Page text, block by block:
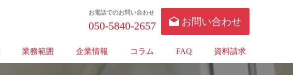
お電話でのお問い合わせ
050-5840-2657 お問い合わせ
業務範囲 企業情報 コラム FAQ 資料請求